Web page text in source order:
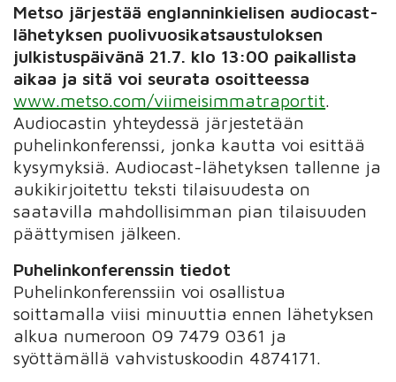
Metso järjestää englanninkielisen audiocast-
lähetyksen puolivuosikatsaustuloksen
julkistuspäivänä 21.7. klo 13:00 paikallista
aikaa ja sitä voi seurata osoitteessa
www.metso.com/viimeisimmatraportit
Audiocastin yhteydessä järjestetään
puhelinkonferenssi, jonka kautta voi esittää
kysymyksiä. Audiocast-lähetyksen tallenne ja
aukikirjoitettu teksti tilaisuudesta on
saatavilla mahdollisimman pian tilaisuuden
päättymisen jälkeen.
Puhelinkonferenssin tiedot
Puhelinkonferenssiin voi osallistua
soittamalla viisi minuuttia ennen lähetyksen
alkua numeroon 09 7479 0361 ja
syöttämällä vahvistuskoodin 4874171.